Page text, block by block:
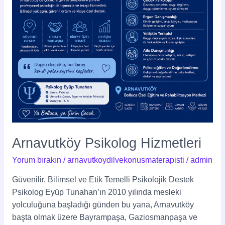
Arnavutköy Psikolog Hizmetleri
Yorum bırakın /arnavutkoydilvekonusmaterapisti /admin
Güvenilir, Bilimsel ve Etik Temelli Psikolojik Destek
Psikolog Eyüp Tunahan’ın 2010 yılında mesleki
yolculuğuna başladığı günden bu yana, Arnavutköy
başta olmak üzere Bayrampaşa, Gaziosmanpaşa ve